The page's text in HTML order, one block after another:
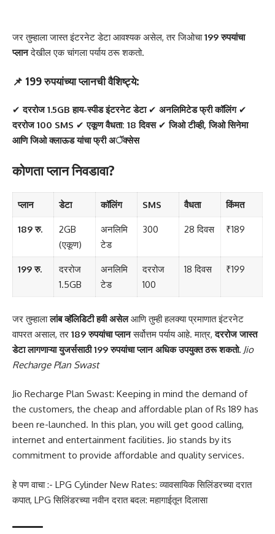
जर तुम्हाला जास्त इंटरनेट डेटा आवश्यक असेल, तर जिओचा199 रुपयांचा
प्लानदेखील एक चांगला पर्याय ठरू शकतो.
📌 199 रुपयांच्या प्लानची वैशिष्ट्ये:
✔दररोज 1.5GB हाय-स्पीड इंटरनेट डेटा✔ अनलिमिटेड फ्री कॉलिंग✔
दररोज 100 SMS ✔एकूण वैधता: 18 दिवस✔जिओ टीव्ही, जिओ सिनेमा
आणि जिओ क्लाऊड यांचा फ्री अॅक्सेस
कोणता प्लान निवडावा?
प्लान डेटा कॉलिंग SMS वैधता किंमत
189 रु.
2GB
(एकूण)
अनलिमि
टेड
300 28 दिवस ₹189
199 रु.
दररोज
1.5GB
अनलिमि
टेड
दररोज
100
18 दिवस ₹199
जर तुम्हालालांब व्हॅलिडिटी हवी असेलआणि तुम्ही हलक्या प्रमाणात इंटरनेट
वापरत असाल, तर 189 रुपयांचा प्लानसर्वोत्तम पर्याय आहे. मात्र,दररोज जास्त
डेटा लागणाऱ्या युजर्ससाठी 199 रुपयांचा प्लान अधिक उपयुक्त ठरू शकतो. Jio
Recharge Plan Swast
Jio Recharge Plan Swast: Keeping in mind the demand of
the customers, the cheap and affordable plan of Rs 189 has
been re-launched. In this plan, you will get good calling,
internet and entertainment facilities. Jio stands by its
commitment to provide affordable and quality services.
हे पण वाचा :- LPG Cylinder New Rates: व्यावसायिक सिलिंडरच्या दरात
कपात, LPG सिलिंडरच्या नवीन दरात बदल: महागाईतून दिलासा